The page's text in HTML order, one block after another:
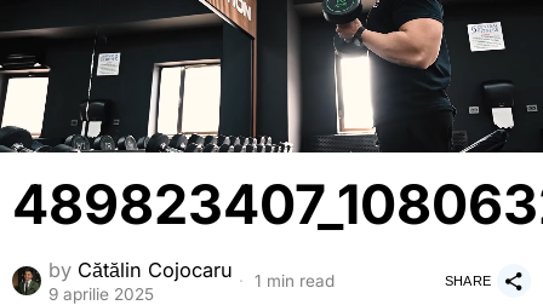
by Cătălin Cojocaru
9 aprilie 2025
1 min read SHARE